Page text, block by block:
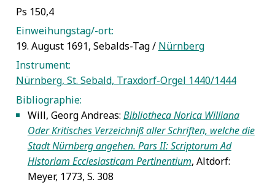
Ps 150,4
Einweihungstag/-ort:
19. August 1691, Sebalds-Tag / Nürnberg
Instrument:
Nürnberg, St. Sebald, Traxdorf-Orgel 1440/1444
Bibliographie:
5 Will, Georg Andreas: Bibliotheca Norica Williana
Oder Kritisches Verzeichniß aller Schriften, welche die
Stadt Nürnberg angehen. Pars II: Scriptorum Ad
Historiam Ecclesiasticam Pertinentium, Altdorf:
Meyer, 1773, S. 308